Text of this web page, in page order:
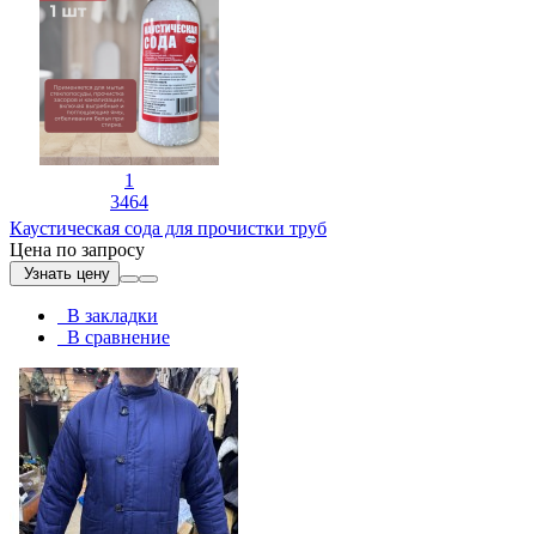
1
3464
Каустическая сода для прочистки труб
Цена по запросу
Узнать цену
В закладки
В сравнение